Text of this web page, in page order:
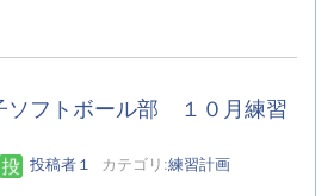
ソフトボール部 １０月練習
投稿者１ カテゴリ:練習計画